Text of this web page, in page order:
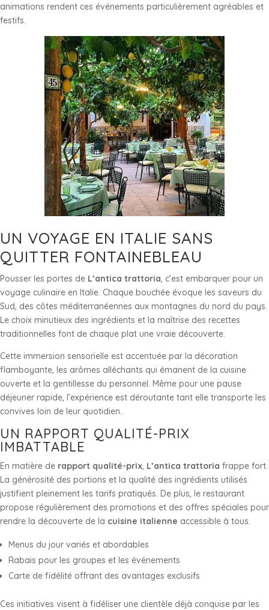
animations rendent ces événements particulièrement agréables et
festifs.
UN VOYAGE EN ITALIE SANS
QUITTER FONTAINEBLEAU
Pousser les portes de L’antica trattoria, c’est embarquer pour un
voyage culinaire en Italie. Chaque bouchée évoque les saveurs du
Sud, des côtes méditerranéennes aux montagnes du nord du pays.
Le choix minutieux des ingrédients et la maîtrise des recettes
traditionnelles font de chaque plat une vraie découverte.
Cette immersion sensorielle est accentuée par la décoration
flamboyante, les arômes alléchants qui émanent de la cuisine
ouverte et la gentillesse du personnel. Même pour une pause
déjeuner rapide, l’expérience est déroutante tant elle transporte les
convives loin de leur quotidien.
UN RAPPORT QUALITÉ-PRIX
IMBATTABLE
En matière de rapport qualité-prix, L’antica trattoria frappe fort.
La générosité des portions et la qualité des ingrédients utilisés
justifient pleinement les tarifs pratiqués. De plus, le restaurant
propose régulièrement des promotions et des offres spéciales pour
rendre la découverte de la cuisine italienne accessible à tous.
Menus du jour variés et abordables
Rabais pour les groupes et les événements
Carte de fidélité offrant des avantages exclusifs
Ces initiatives visent à fidéliser une clientèle déjà conquise par les